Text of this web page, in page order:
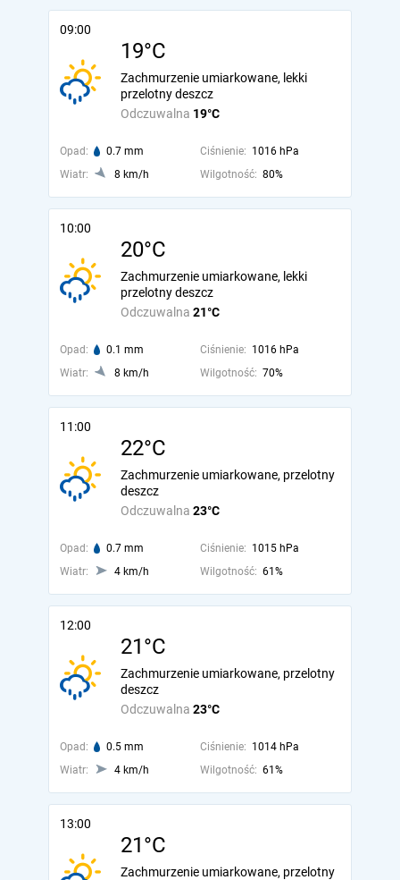
09:00
19°C
Odczuwalna 19°C
Zachmurzenie umiarkowane, lekki
przelotny deszcz
Opad: 0.7 mm Ciśnienie: 1016 hPa
Wiatr:
8 km/h Wilgotność: 80%
10:00
20°C
Odczuwalna 21°C
Zachmurzenie umiarkowane, lekki
przelotny deszcz
Opad: 0.1 mm Ciśnienie: 1016 hPa
Wiatr:
8 km/h Wilgotność: 70%
11:00
22°C
Odczuwalna 23°C
Zachmurzenie umiarkowane, przelotny
deszcz
Opad: 0.7 mm Ciśnienie: 1015 hPa
Wiatr:
4 km/h Wilgotność: 61%
12:00
21°C
Odczuwalna 23°C
Zachmurzenie umiarkowane, przelotny
deszcz
Opad: 0.5 mm Ciśnienie: 1014 hPa
Wiatr:
4 km/h Wilgotność: 61%
13:00
21°C
Zachmurzenie umiarkowane, przelotny